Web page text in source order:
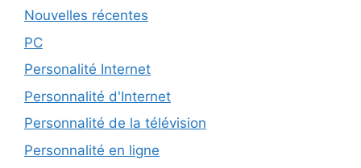
Nouvelles récentes
PC
Personalité Internet
Personnalité d'Internet
Personnalité de la télévision
Personnalité en ligne